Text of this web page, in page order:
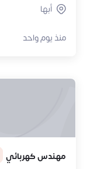
أبها
منذ يوم واحد
مهندس كهربائي